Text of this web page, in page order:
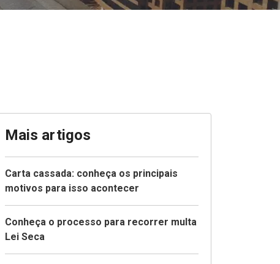
Mais artigos
Carta cassada: conheça os principais
motivos para isso acontecer
Conheça o processo para recorrer multa
Lei Seca